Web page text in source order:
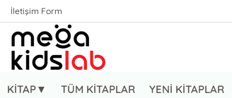
İletişim Form
KİTAP▼ TÜM KİTAPLAR YENİ KİTAPLAR